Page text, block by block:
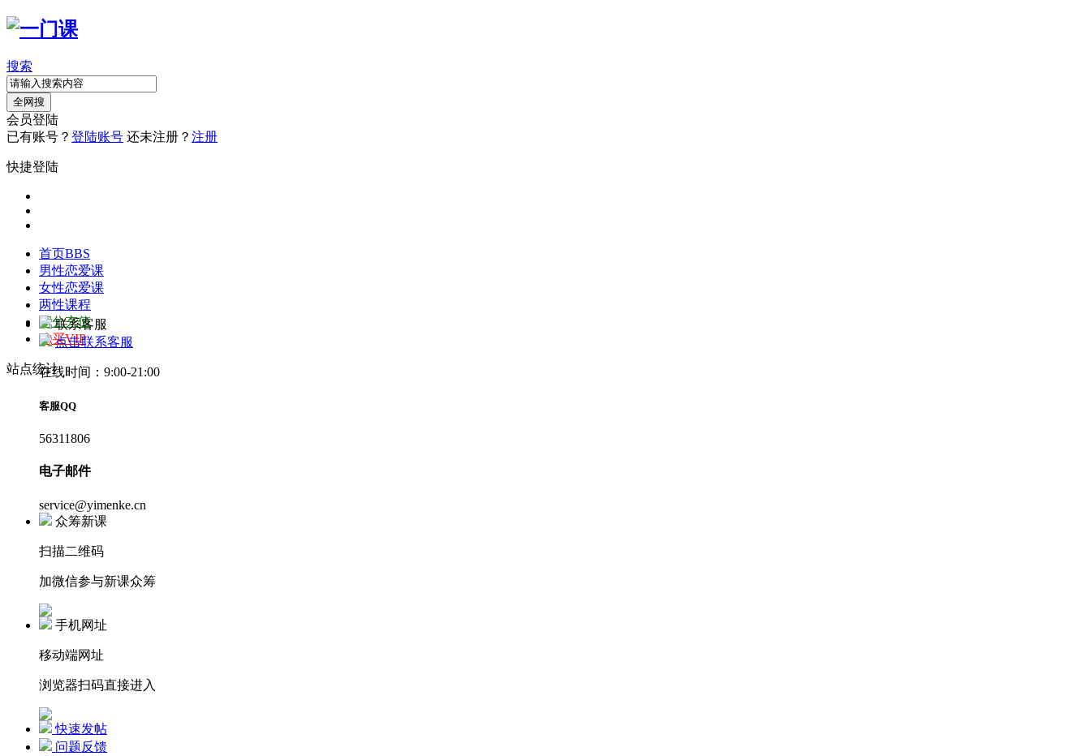
搜索
全网搜
会员登陆
已有账号？ 登陆账号 还未注册？ 注册
快捷登陆
首页BBS
男性恋爱课
女性恋爱课
两性课程
积分充值
购买VIP
站点统计
联系客服
点击联系客服
在线时间：9:00-21:00
客服QQ
56311806
电子邮件
service@yimenke.cn
众筹新课
扫描二维码
加微信参与新课众筹
手机网址
移动端网址
浏览器扫码直接进入
快速发帖
问题反馈